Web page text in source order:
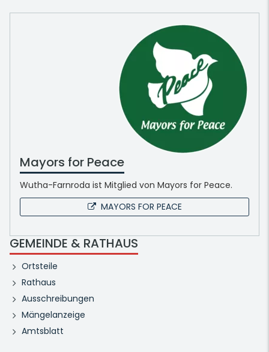
Mayors for Peace
Wutha-Farnroda ist Mitglied von Mayors for Peace.
MAYORS FOR PEACE
GEMEINDE & RATHAUS
Ortsteile
Rathaus
Ausschreibungen
Mängelanzeige
Amtsblatt